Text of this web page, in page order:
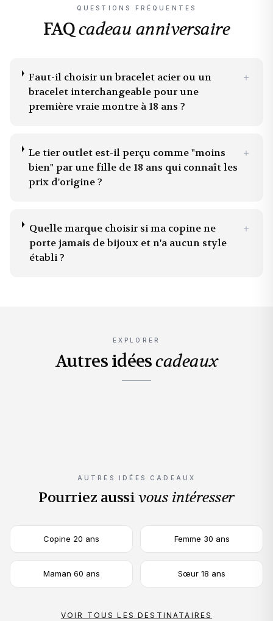
QUESTIONS FRÉQUENTES
FAQcadeau anniversaire
Faut-il choisir un bracelet acier ou un
bracelet interchangeable pour une
première vraie montre à 18 ans ?
＋
Le tier outlet est-il perçu comme "moins
bien" par une fille de 18 ans qui connaît les
prix d'origine ?
＋
Quelle marque choisir si ma copine ne
porte jamais de bijoux et n'a aucun style
établi ?
＋
EXPLORER
Autres idéescadeaux
Fête des Mères
Noël
AUTRES IDÉES CADEAUX
Pourriez aussivous intéresser
Copine 20 ans Femme 30 ans
Maman 60 ans Sœur 18 ans
VOIR TOUS LES DESTINATAIRES